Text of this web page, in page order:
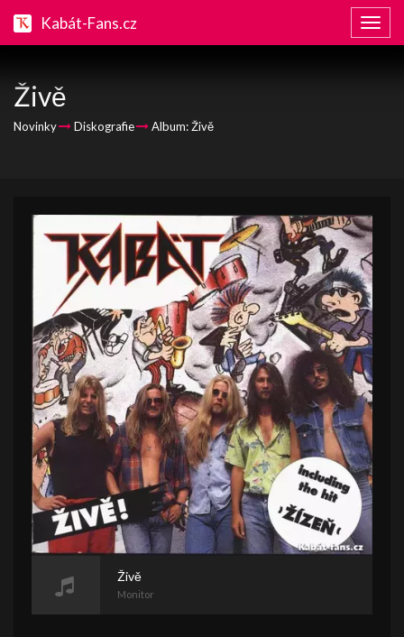
Kabát-Fans.cz
Živě
Novinky Diskografie Album: Živě
Živě
Monitor